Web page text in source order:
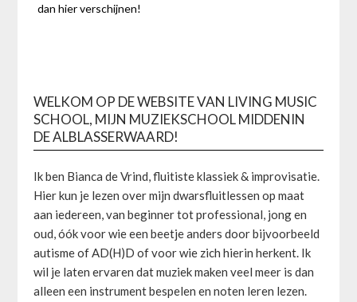
dan hier verschijnen!
WELKOM OP DE WEBSITE VAN LIVING MUSIC
SCHOOL, MIJN MUZIEKSCHOOL MIDDENIN
DE ALBLASSERWAARD!
Ik ben Bianca de Vrind, fluitiste klassiek & improvisatie.
Hier kun je lezen over mijn dwarsfluitlessen op maat
aan iedereen, van beginner tot professional, jong en
oud, óók voor wie een beetje anders door bijvoorbeeld
autisme of AD(H)D of voor wie zich hierin herkent. Ik
wil je laten ervaren dat muziek maken veel meer is dan
alleen een instrument bespelen en noten leren lezen.